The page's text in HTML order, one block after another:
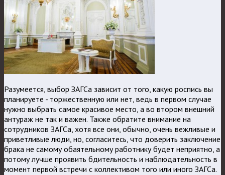
Разумеется, выбор ЗАГСа зависит от того, какую роспись вы
планируете - торжественную или нет, ведь в первом случае
нужно выбрать самое красивое место, а во втором внешний
антураж не так и важен. Также обратите внимание на
сотрудников ЗАГСа, хотя все они, обычно, очень вежливые и
приветливые люди, но, согласитесь, что доверить заключение
брака не самому обаятельному работнику будет неприятно, а
потому лучше проявить бдительность и наблюдательность в
момент первой встречи с коллективом того или иного ЗАГСа.